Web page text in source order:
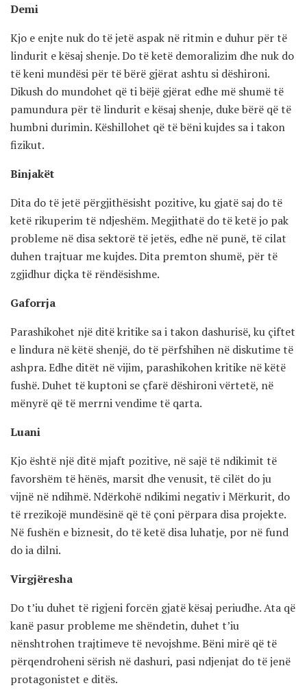
Demi
Kjo e enjte nuk do të jetë aspak në ritmin e duhur për të
lindurit e kësaj shenje. Do të ketë demoralizim dhe nuk do
të keni mundësi për të bërë gjërat ashtu si dëshironi.
Dikush do mundohet që ti bëjë gjërat edhe më shumë të
pamundura për të lindurit e kësaj shenje, duke bërë që të
humbni durimin. Këshillohet që të bëni kujdes sa i takon
fizikut.
Binjakët
Dita do të jetë përgjithësisht pozitive, ku gjatë saj do të
ketë rikuperim të ndjeshëm. Megjithatë do të ketë jo pak
probleme në disa sektorë të jetës, edhe në punë, të cilat
duhen trajtuar me kujdes. Dita premton shumë, për të
zgjidhur diçka të rëndësishme.
Gaforrja
Parashikohet një ditë kritike sa i takon dashurisë, ku çiftet
e lindura në këtë shenjë, do të përfshihen në diskutime të
ashpra. Edhe ditët në vijim, parashikohen kritike në këtë
fushë. Duhet të kuptoni se çfarë dëshironi vërtetë, në
mënyrë që të merrni vendime të qarta.
Luani
Kjo është një ditë mjaft pozitive, në sajë të ndikimit të
favorshëm të hënës, marsit dhe venusit, të cilët do ju
vijnë në ndihmë. Ndërkohë ndikimi negativ i Mërkurit, do
të rrezikojë mundësinë që të çoni përpara disa projekte.
Në fushën e biznesit, do të ketë disa luhatje, por në fund
do ia dilni.
Virgjëresha
Do t’iu duhet të rigjeni forcën gjatë kësaj periudhe. Ata që
kanë pasur probleme me shëndetin, duhet t’iu
nënshtrohen trajtimeve të nevojshme. Bëni mirë që të
përqendroheni sërish në dashuri, pasi ndjenjat do të jenë
protagonistet e ditës.